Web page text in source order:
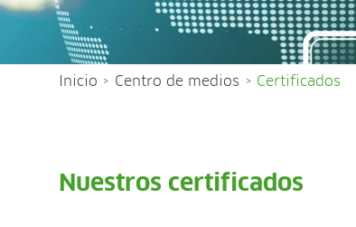
Inicio > Centro de medios > Certificados
Nuestros certificados